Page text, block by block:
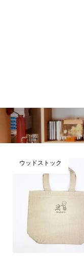
ウッドストック